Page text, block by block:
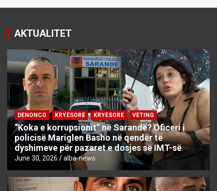
AKTUALITET
DENONCO KRYESORE KRYESORE VETING
“Koka e korrupsionit” në Sarandë? Oficeri i
policisë Mariglen Basho në qendër të
dyshimeve për pazaret e dosjes së IMT-së
June 30, 2026 alba-news